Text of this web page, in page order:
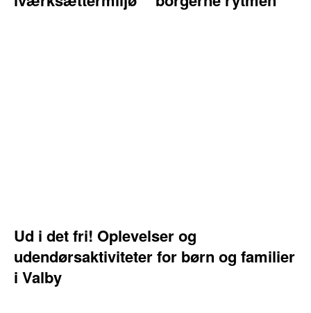
Ud i det fri! Oplevelser og
udendørsaktiviteter for børn og familier
i Valby